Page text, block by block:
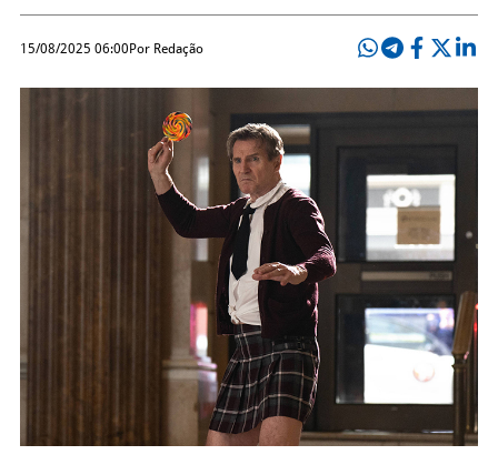
15/08/2025 06:00Por Redação